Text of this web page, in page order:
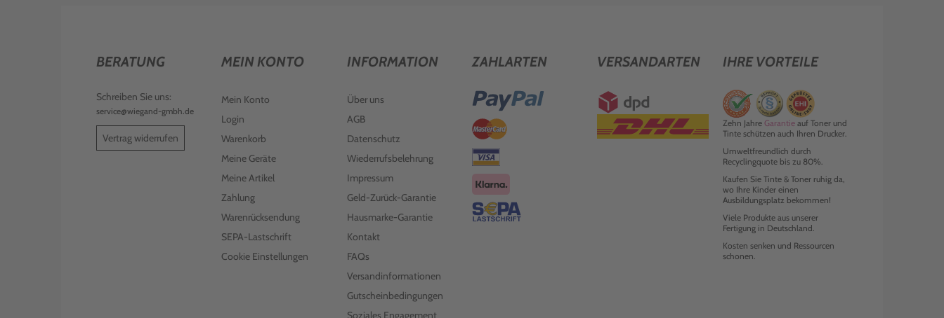
BERATUNG
Schreiben Sie uns:
service@wiegand-gmbh.de
Vertrag widerrufen
MEIN KONTO
Mein Konto
Login
Warenkorb
Meine Geräte
Meine Artikel
Zahlung
Warenrücksendung
SEPA-Lastschrift
Cookie Einstellungen
INFORMATION
Über uns
AGB
Datenschutz
Wiederrufsbelehrung
Impressum
Geld-Zurück-Garantie
Hausmarke-Garantie
Kontakt
FAQs
Versandinformationen
Gutscheinbedingungen
Soziales Engagement
ZAHLARTEN VERSANDARTEN IHRE VORTEILE
Zehn Jahre Garantieauf Toner und
Tinte schützen auch Ihren Drucker.
Umweltfreundlich durch
Recyclingquote bis zu 80%.
Kaufen Sie Tinte & Toner ruhig da,
wo Ihre Kinder einen
Ausbildungsplatz bekommen!
Viele Produkte aus unserer
Fertigung in Deutschland.
Kosten senken und Ressourcen
schonen.